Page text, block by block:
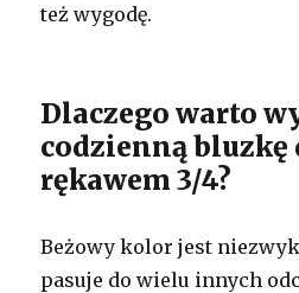
też wygodę.
Dlaczego warto
codzienną bluzkę
rękawem 3/4?
Beżowy kolor jest
pasuje do wielu innych